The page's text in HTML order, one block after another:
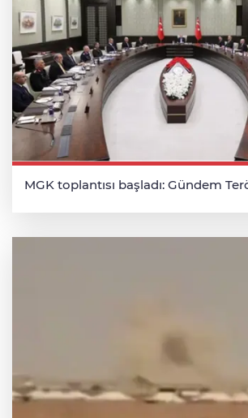
MGK toplantısı başladı: Gündem